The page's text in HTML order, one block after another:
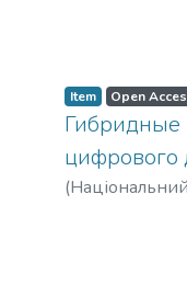
Item Open
Гибридные
цифрового
(